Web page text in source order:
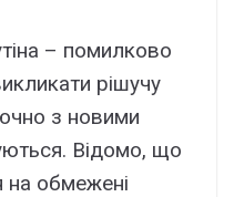
– помилково
рішучу
з новими
Відомо, що
обмежені